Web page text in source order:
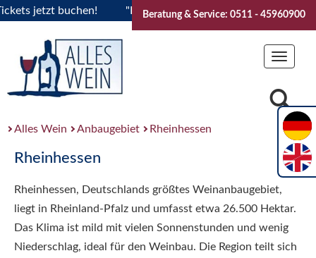
jetzt buchen! "Das Sommerfest 2026" Vive la
Beratung & Service: 0511 - 45960900
Toggle
Alles Wein Anbaugebiet Rheinhessen
Rheinhessen
Rheinhessen, Deutschlands größtes Weinanbaugebiet,
liegt in Rheinland-Pfalz und umfasst etwa 26.500 Hektar.
Das Klima ist mild mit vielen Sonnenstunden und wenig
Niederschlag, ideal für den Weinbau. Die Region teilt sich